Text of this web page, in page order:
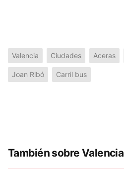
Valencia Ciudades Aceras
Joan Ribó Carril bus
También sobre Valencia